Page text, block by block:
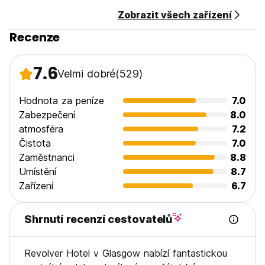
Zobrazit všech zařízení
Recenze
7.6Velmi dobré(529)
Hodnota za peníze
7.0
Zabezpečení
8.0
atmosféra
7.2
Čistota
7.0
Zaměstnanci
8.8
Umístění
8.7
Zařízení
6.7
Shrnutí recenzí cestovatelů
Revolver Hotel v Glasgow nabízí fantastickou